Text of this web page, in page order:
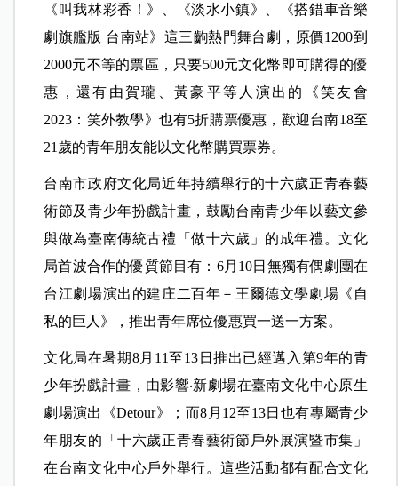
《叫我林彩香！》、《淡水小鎮》、《搭錯車音樂
劇旗艦版 台南站》這三齣熱門舞台劇，原價1200到
2000元不等的票區，只要500元文化幣即可購得的優
惠，還有由賀瓏、黃豪平等人演出的《笑友會
2023：笑外教學》也有5折購票優惠，歡迎台南18至
21歲的青年朋友能以文化幣購買票券。
台南市政府文化局近年持續舉行的十六歲正青春藝
術節及青少年扮戲計畫，鼓勵台南青少年以藝文參
與做為臺南傳統古禮「做十六歲」的成年禮。文化
局首波合作的優質節目有：6月10日無獨有偶劇團在
台江劇場演出的建庄二百年－王爾德文學劇場《自
私的巨人》，推出青年席位優惠買一送一方案。
文化局在暑期8月11至13日推出已經邁入第9年的青
少年扮戲計畫，由影響‧新劇場在臺南文化中心原生
劇場演出《Detour》；而8月12至13日也有專屬青少
年朋友的「十六歲正青春藝術節戶外展演暨市集」
在台南文化中心戶外舉行。這些活動都有配合文化